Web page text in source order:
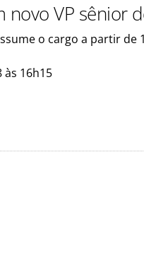
novo VP sênior
o cargo a partir de
às 16h15